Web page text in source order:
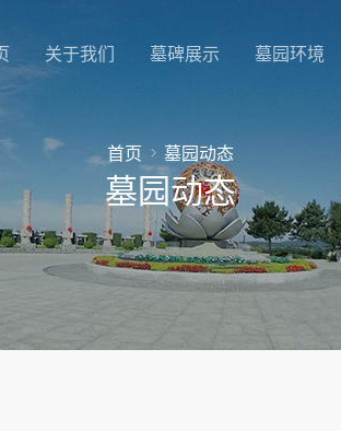
关于我们 墓碑展示 墓园环境
首页 墓园动态
墓园动态